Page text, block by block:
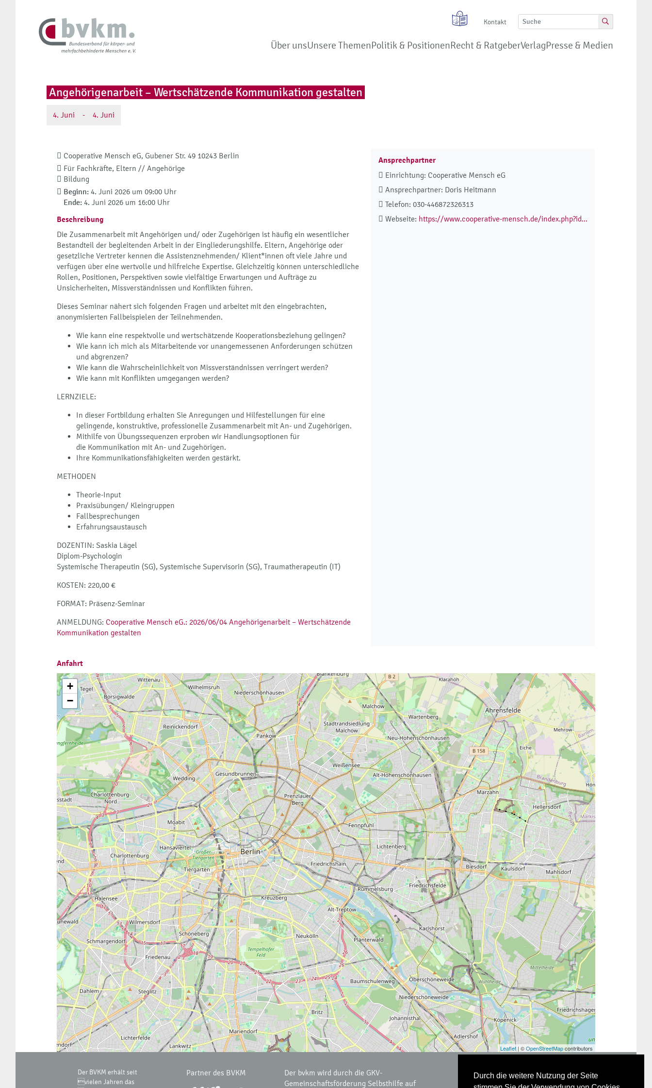
Durch die weitere Nutzung der Seite
Kontakt
Über unsUnsere ThemenPolitik & PositionenRecht & RatgeberVerlagPresse & Medien
Angehörigenarbeit – Wertschätzende Kommunikation gestalten
4. Juni - 4. Juni
Cooperative Mensch eG, Gubener Str. 49 10243 Berlin
Für Fachkräfte, Eltern // Angehörige
Bildung
Beginn: 4. Juni 2026 um 09:00 Uhr
Ende: 4. Juni 2026 um 16:00 Uhr
Beschreibung
Die Zusammenarbeit mit Angehörigen und/ oder Zugehörigen ist häufig ein wesentlicher
Bestandteil der begleitenden Arbeit in der Eingliederungshilfe. Eltern, Angehörige oder
gesetzliche Vertreter kennen die Assistenznehmenden/ Klient*innen oft viele Jahre und
verfügen über eine wertvolle und hilfreiche Expertise. Gleichzeitig können unterschiedliche
Rollen, Positionen, Perspektiven sowie vielfältige Erwartungen und Aufträge zu
Unsicherheiten, Missverständnissen und Konflikten führen.
Dieses Seminar nähert sich folgenden Fragen und arbeitet mit den eingebrachten,
anonymisierten Fallbeispielen der Teilnehmenden.
Wie kann eine respektvolle und wertschätzende Kooperationsbeziehung gelingen?
Wie kann ich mich als Mitarbeitende vor unangemessenen Anforderungen schützen
und abgrenzen?
Wie kann die Wahrscheinlichkeit von Missverständnissen verringert werden?
Wie kann mit Konflikten umgegangen werden?
LERNZIELE:
In dieser Fortbildung erhalten Sie Anregungen und Hilfestellungen für eine
gelingende, konstruktive, professionelle Zusammenarbeit mit An- und Zugehörigen.
Mithilfe von Übungssequenzen erproben wir Handlungsoptionen für
die Kommunikation mit An- und Zugehörigen.
Ihre Kommunikationsfähigkeiten werden gestärkt.
METHODEN
Theorie-Input
Praxisübungen/ Kleingruppen
Fallbesprechungen
Erfahrungsaustausch
DOZENTIN: Saskia Lägel
Diplom-Psychologin
Systemische Therapeutin (SG), Systemische Supervisorin (SG), Traumatherapeutin (IT)
KOSTEN: 220,00 €
FORMAT: Präsenz-Seminar
ANMELDUNG: Cooperative Mensch eG.: 2026/06/04 Angehörigenarbeit – Wertschätzende
Kommunikation gestalten
Ansprechpartner
Einrichtung: Cooperative Mensch eG
Ansprechpartner: Doris Heitmann
Telefon: 030-446872326313
Webseite: https://www.cooperative-mensch.de/index.php?id...
Anfahrt
+
−
Leaflet| ©OpenStreetMapcontributors
Der BVKM erhält seit
vielen Jahren das
Partner des BVKM
Der bvkm wird durch die GKV-
Gemeinschaftsförderung Selbsthilfe auf